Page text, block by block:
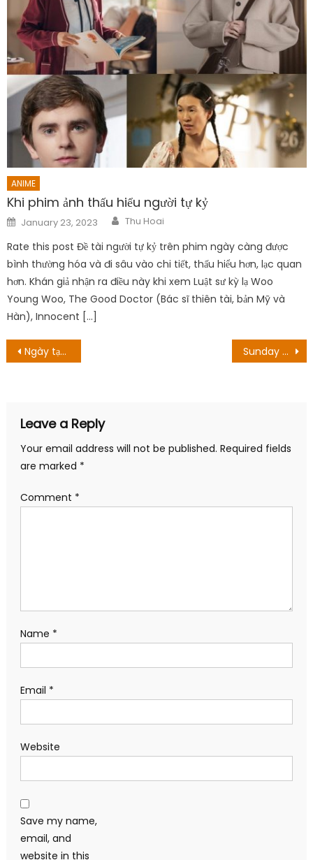
ANIME
Khi phim ảnh thấu hiểu người tự kỷ
Posted
on
January 23, 2023 Author
Thu Hoai
Rate this post Đề tài người tự kỷ trên phim ngày càng được
bình thường hóa và đi sâu vào chi tiết, thấu hiểu hơn, lạc quan
hơn. Khán giả nhận ra điều này khi xem Luật sư kỳ lạ Woo
Young Woo, The Good Doctor (Bác sĩ thiên tài, bản Mỹ và
Hàn), Innocent […]
Post
Ngày tạo ra tập 16 Ao Ashi: A Playmaker! Sunday Brunch Season 11 Episode 28: Ngày phát hành & Mọi thứ chúng ta biết
Leave a Reply
Your email address will not be published. Required fields
are marked *
Comment *
Name *
Email *
Website
Save my name,
email, and
website in this